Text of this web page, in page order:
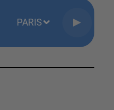
PARIS